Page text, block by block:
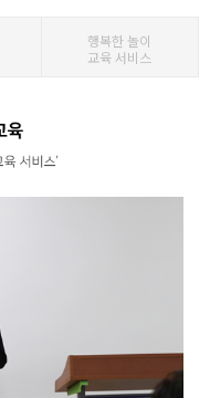
행복한 놀이
교육 서비스